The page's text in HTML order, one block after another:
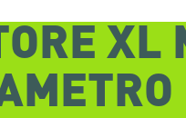
la ricerca o ESC per
XL